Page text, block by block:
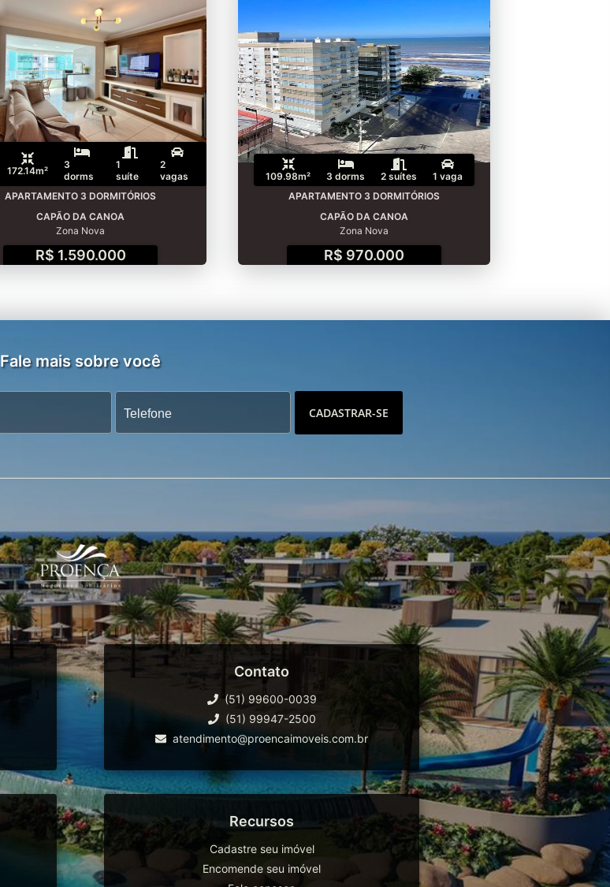
172.14m²
3
dorms
1
suíte
2
vagas
APARTAMENTO 3 DORMITÓRIOS
CAPÃO DA CANOA
Zona Nova
R$ 1.590.000
109.98m² 3 dorms 2 suítes
1 vaga
APARTAMENTO 3 DORMITÓRIOS
CAPÃO DA CANOA
Zona Nova
R$ 970.000
Fale mais sobre você
CADASTRAR-SE
Contato
(51) 99600-0039
(51) 99947-2500
atendimento@proencaimoveis.com.br
Recursos
Cadastre seu imóvel
Encomende seu imóvel